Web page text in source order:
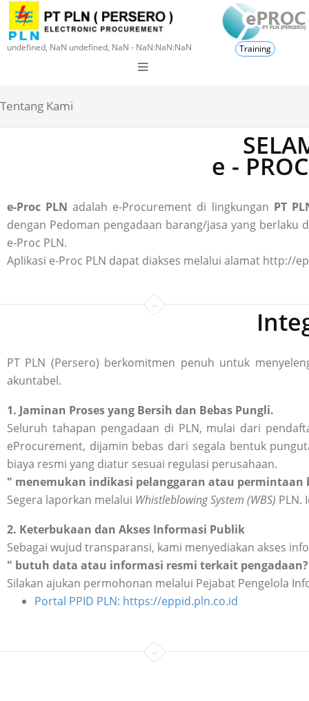
undefined, NaN undefined, NaN - NaN:NaN:NaN Training
Tentang Kami
e -
e-Proc PLN adalah e-Procurement di lingkungan PT
dengan Pedoman pengadaan barang/jasa yang berlaku
e-Proc PLN.
Aplikasi e-Proc PLN dapat diakses melalui alamat http://
PT PLN (Persero) berkomitmen penuh untuk
akuntabel.
1. Jaminan Proses yang Bersih dan Bebas Pungli.
Seluruh tahapan pengadaan di PLN, mulai dari
eProcurement, dijamin bebas dari segala bentuk
biaya resmi yang diatur sesuai regulasi perusahaan.
" menemukan indikasi pelanggaran atau permintaan
Segera laporkan melalui Whistleblowing System (WBS) PLN.
2. Keterbukaan dan Akses Informasi Publik
Sebagai wujud transparansi, kami menyediakan akses
" butuh data atau informasi resmi terkait
Silakan ajukan permohonan melalui Pejabat Pengelola
Portal PPID PLN: https://eppid.pln.co.id